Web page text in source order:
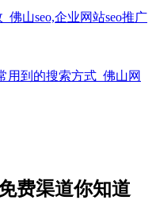
佛山seo,企业网站seo推广
用到的搜索方式_佛山网
费渠道你知道